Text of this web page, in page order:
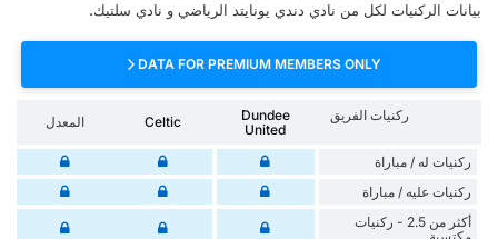
بيانات الركنيات لكل من نادي دندي يونايتد الرياضي و نادي سلتيك.
DATA FOR PREMIUM MEMBERS ONLY
ركنيات الفريق
Dundee
United
Celtic المعدل
‏ركنيات له / مباراة
‏ركنيات ‏عليه / مباراة
أكثر من 2.5 - ركنيات